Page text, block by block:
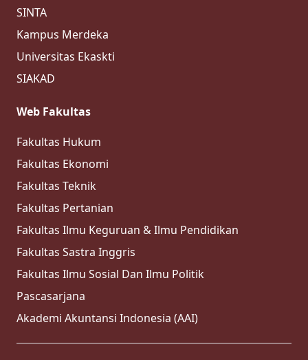
SINTA
Kampus Merdeka
Universitas Ekaskti
SIAKAD
Web Fakultas
Fakultas Hukum
Fakultas Ekonomi
Fakultas Teknik
Fakultas Pertanian
Fakultas Ilmu Keguruan & Ilmu Pendidikan
Fakultas Sastra Inggris
Fakultas Ilmu Sosial Dan Ilmu Politik
Pascasarjana
Akademi Akuntansi Indonesia (AAI)